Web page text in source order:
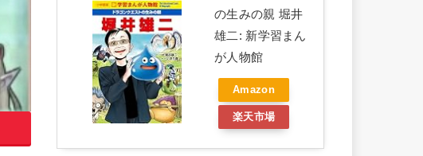
の生みの親 堀井
雄二: 新学習まん
が人物館
Amazon
楽天市場